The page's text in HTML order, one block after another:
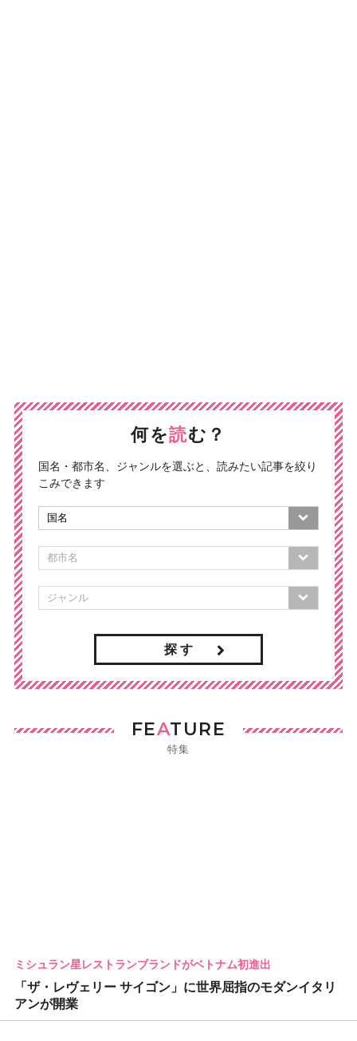
何を読む？
国名・都市名、ジャンルを選ぶと、読みたい記事を絞り
こみできます
探 す
FEATURE
特集
ミシュラン星レストランブランドがベトナム初進出
「ザ・レヴェリー サイゴン」に世界屈指のモダンイタリ
アンが開業